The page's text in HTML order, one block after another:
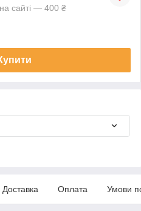
сайті — 400 ₴
Доставка Оплата Умови